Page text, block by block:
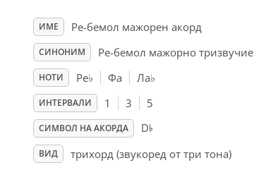
ИМЕ Ре-бемол мажорен акорд
СИНОНИМ Ре-бемол мажорно тризвучие
НОТИ Ре♭ Фа Ла♭
ИНТЕРВАЛИ 1 3 5
СИМВОЛ НА АКОРДА D♭
ВИД трихорд (звукоред от три тона)